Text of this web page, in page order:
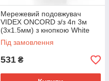
Мережевий подовжувач
VIDEX ONCORD з/з 4п 3м
(3x1.5мм) з кнопкою White
Під замовлення
531 ₴